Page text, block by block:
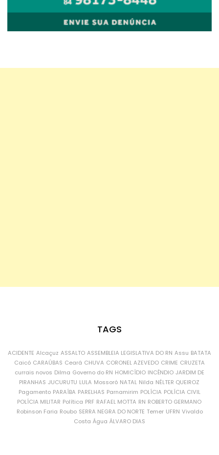
TAGS
ACIDENTE Alcaçuz ASSALTO ASSEMBLEIA LEGISLATIVA DO RN Assu BATATA
Caicó CARAÚBAS Ceará CHUVA CORONEL AZEVEDO CRIME CRUZETA
currais novos Dilma Governo do RN HOMICÍDIO INCÊNDIO JARDIM DE
PIRANHAS JUCURUTU LULA Mossoró NATAL Nilda NÉLTER QUEIROZ
Pagamento PARAÍBA PARELHAS Parnamirim POLÍCIA POLÍCIA CIVIL
POLÍCIA MILITAR Política PRF RAFAEL MOTTA RN ROBERTO GERMANO
Robinson Faria Roubo SERRA NEGRA DO NORTE Temer UFRN Vivaldo
Costa Água ÁLVARO DIAS